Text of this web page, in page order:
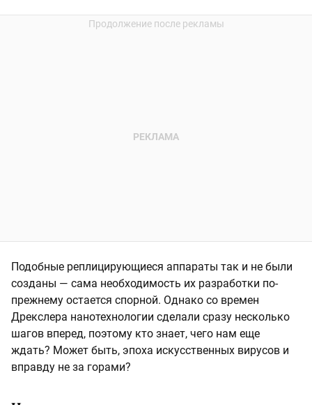
Подобные реплицирующиеся аппараты так и не были
созданы — сама необходимость их разработки по-
прежнему остается спорной. Однако со времен
Дрекслера нанотехнологии сделали сразу несколько
шагов вперед, поэтому кто знает, чего нам еще
ждать? Может быть, эпоха искусственных вирусов и
вправду не за горами?